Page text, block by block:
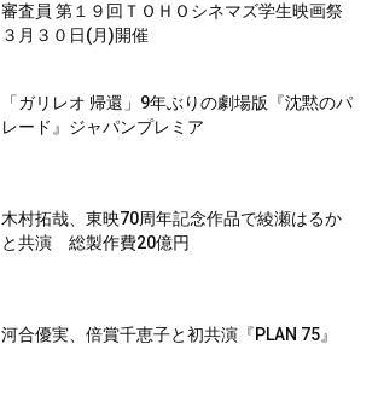
審査員 第１９回ＴＯＨＯシネマズ学生映画祭
３月３０日(月)開催
「ガリレオ 帰還」9年ぶりの劇場版『沈黙のパ
レード』ジャパンプレミア
木村拓哉、東映70周年記念作品で綾瀬はるか
と共演 総製作費20億円
河合優実、倍賞千恵子と初共演『PLAN 75』